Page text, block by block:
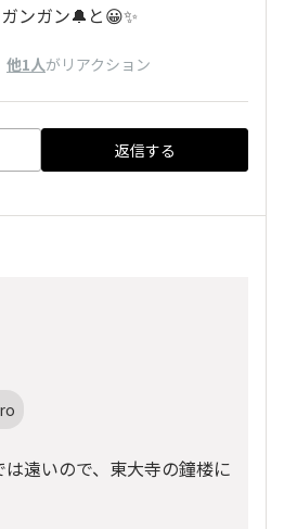
ンガン🔔と😀✨
他1人がリアクション
返信する
遠いので、東大寺の鐘楼に